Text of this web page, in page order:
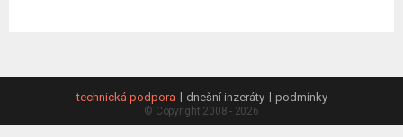
technická podpora dnešní inzeráty podmínky
© Copyright 2008 - 2026